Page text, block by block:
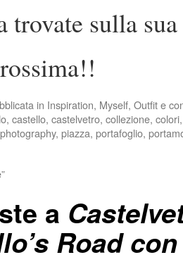
trovate sulla
in Inspiration, Myself, Outfite
, castello, castelvetro, collezione, colori
photography, piazza, portafoglio,
a
Road